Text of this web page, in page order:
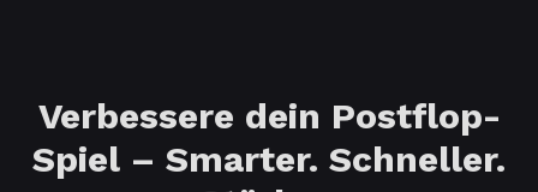
Verbessere dein Postflop-
Spiel – Smarter. Schneller.